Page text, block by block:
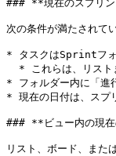
### **現在のスプリ
次の条件が満たされて
* タスクはSprintフォ
* フォルダー内に「進
* 現在の日付は、スプ
### **ビュー内の現
リスト、ボード、また